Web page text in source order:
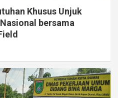
Khusus Unjuk
bersama